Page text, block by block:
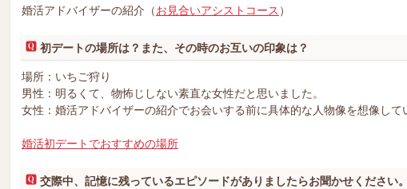
婚活アドバイザーの紹介（お見合いアシストコース ）
初デートの場所は？また、その時のお互いの印象は？
場所：いちご狩り
男性：明るくて、物怖じしない素直な女性だと思いました。
女性：婚活アドバイザーの紹介でお会いする前に具体的な人物像を想像し
婚活初デートでおすすめの場所
交際中、記憶に残っているエピソードがありましたらお聞かせください。